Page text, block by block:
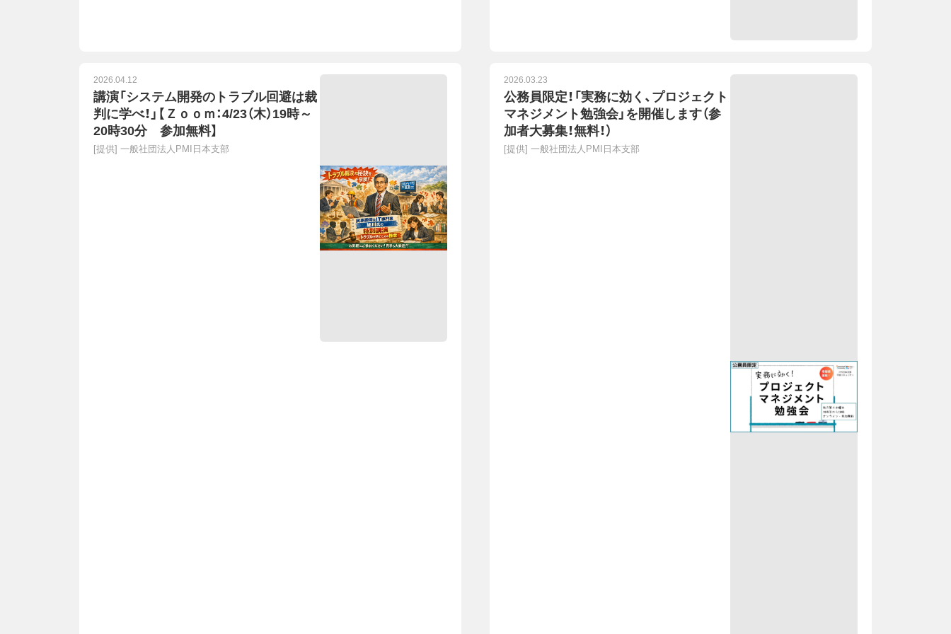
2026.04.12
講演「システム開発のトラブル回避は裁
判に学べ！」【Ｚｏｏｍ：4/23（木）19時～
20時30分 参加無料】
[提供] 一般社団法人PMI日本支部
2026.03.23
公務員限定！「実務に効く、プロジェクト
マネジメント勉強会」を開催します（参
加者大募集！無料！）
[提供] 一般社団法人PMI日本支部